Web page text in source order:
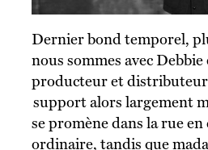
Dernier bond temporel, plus ample encore :
nous sommes avec
producteur et distributeur
support alors largement
se promène dans la rue
ordinaire, tandis que